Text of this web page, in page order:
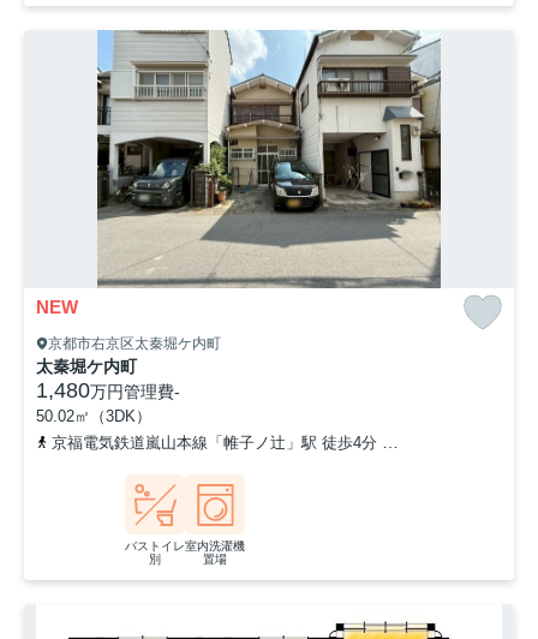
NEW
京都市右京区太秦堀ケ内町
太秦堀ケ内町
1,480万円管理費-
50.02㎡（3DK）
京福電気鉄道嵐山本線「帷子ノ辻」駅 徒歩4分
バストイレ
別
室内洗濯機
置場